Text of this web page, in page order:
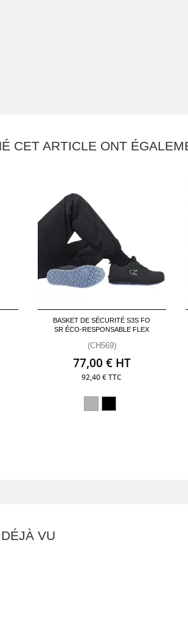
CET ARTICLE ONT
BASKET DE SÉCURITÉ S3S FO
SR ÉCO-RESPONSABLE FLEX
(CH569)
77,00 € HT
92,40 € TTC
DÉJÀ VU